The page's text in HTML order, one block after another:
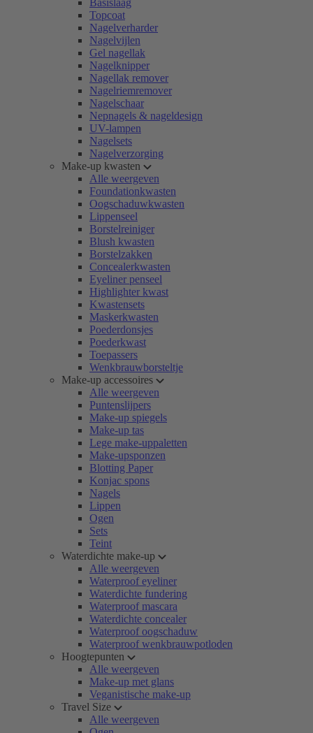
Basislaag
Topcoat
Nagelverharder
Nagelvijlen
Gel nagellak
Nagelknipper
Nagellak remover
Nagelriemremover
Nagelschaar
Nepnagels & nageldesign
UV-lampen
Nagelsets
Nagelverzorging
Make-up kwasten
Alle weergeven
Foundationkwasten
Oogschaduwkwasten
Lippenseel
Borstelreiniger
Blush kwasten
Borstelzakken
Concealerkwasten
Eyeliner penseel
Highlighter kwast
Kwastensets
Maskerkwasten
Poederdonsjes
Poederkwast
Toepassers
Wenkbrauwborsteltje
Make-up accessoires
Alle weergeven
Puntenslijpers
Make-up spiegels
Make-up tas
Lege make-uppaletten
Make-upsponzen
Blotting Paper
Konjac spons
Nagels
Lippen
Ogen
Sets
Teint
Waterdichte make-up
Alle weergeven
Waterproof eyeliner
Waterdichte fundering
Waterproof mascara
Waterdichte concealer
Waterproof oogschaduw
Waterproof wenkbrauwpotloden
Hoogtepunten
Alle weergeven
Make-up met glans
Veganistische make-up
Travel Size
Alle weergeven